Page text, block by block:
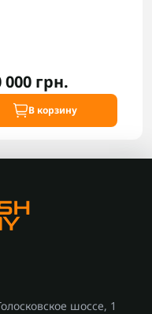
000 грн.
В корзину
шоссе, 1